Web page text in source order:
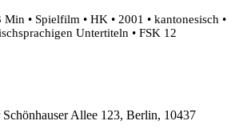
Min • Spielfilm • HK • 2001 • kantonesisch •
Untertiteln • FSK 12
Allee 123, Berlin, 10437